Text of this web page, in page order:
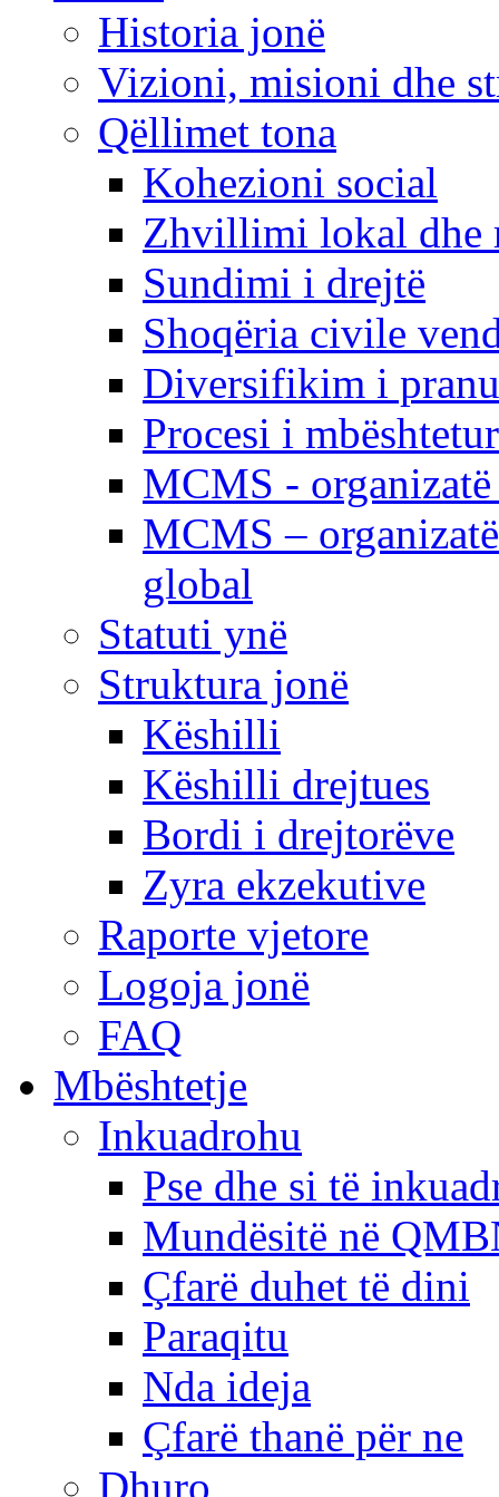
Historia jonë
Vizioni, misioni dhe
Qëllimet tona
Kohezioni social
Zhvillimi lokal dhe
Sundimi i drejtë
Shoqëria civile
Diversifikim i
Procesi i
MCMS -
MCMS –
global
Statuti ynë
Struktura jonë
Këshilli
Këshilli drejtues
Bordi i drejtorëve
Zyra ekzekutive
Raporte vjetore
Logoja jonë
FAQ
Mbështetje
Inkuadrohu
Pse dhe si të
Mundësitë në
Çfarë duhet të dini
Paraqitu
Nda ideja
Çfarë thanë për ne
Dhuro